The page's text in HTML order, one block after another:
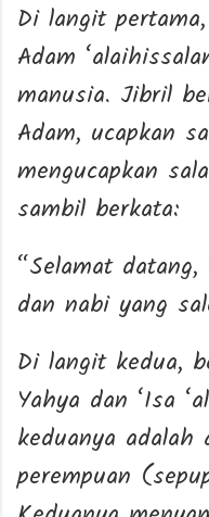
Di langit
Adam
manusia. Jibril
Adam, ucapkan
mengucapkan
sambil berkata:
“Selamat
dan nabi yang
Di langit kedua,
Yahya dan ‘Isa
keduanya
perempuan